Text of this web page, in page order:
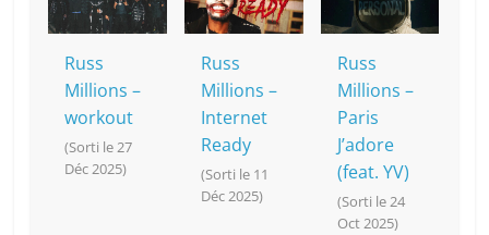
Russ
Millions –
workout
(Sorti le 27
Déc 2025)
Russ
Millions –
Internet
Ready
(Sorti le 11
Déc 2025)
Russ
Millions –
Paris
J’adore
(feat. YV)
(Sorti le 24
Oct 2025)